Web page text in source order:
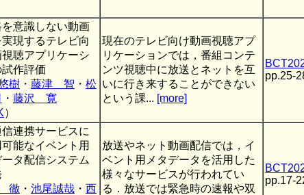
意識しない動画
現するテレビ向
聴アプリケーシ
試作評価
樹 ・ 藤津 智 ・ 松
・ 藤沢 寛
）
現在のテレビ向け動画視聴アプ
リケーションでは，番組コンテ
ンツ視聴中に放送とネットを互
いに行き来することができない
という課... [more]
pp.25-
連携サービスに
能なイベント用
ータ配信システム
徹 ・ 池尾誠哉 ・ 西
放送やネット動画配信では，イ
ベント用メタデータを活用した
様々なサービスが行われてい
る．放送では緊急時の速報や双
pp.17-